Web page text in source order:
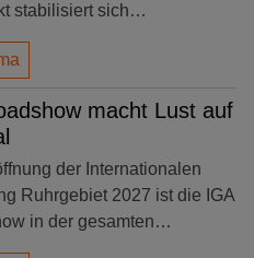
stabilisiert sich…
macht Lust auf
der Internationalen
Ruhrgebiet 2027 ist die IGA
in der gesamten…